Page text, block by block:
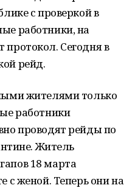
с проверкой в
работники, на
Сегодня в
рейд.
жителями только
работники
проводят рейды по
Житель
18 марта
с женой. Теперь они на